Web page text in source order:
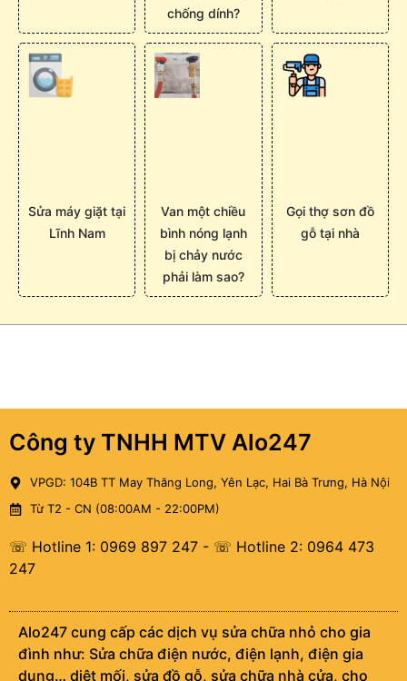
chống dính?
Sửa máy giặt tại
Lĩnh Nam
Van một chiều
bình nóng lạnh
bị chảy nước
phải làm sao?
Gọi thợ sơn đồ
gỗ tại nhà
Công ty TNHH MTV Alo247
VPGD: 104B TT May Thăng Long, Yên Lạc, Hai Bà Trưng, Hà Nội
Từ T2 - CN (08:00AM - 22:00PM)
☏ Hotline 1: 0969 897 247 - ☏ Hotline 2: 0964 473
247
Alo247 cung cấp các dịch vụ sửa chữa nhỏ cho gia
đình như: Sửa chữa điện nước, điện lạnh, điện gia
dụng… diệt mối, sửa đồ gỗ, sửa chữa nhà cửa, cho